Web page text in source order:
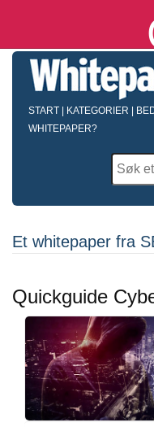
START KATEGORIER
WHITEPAPER?
Et whitepaper fra
Quickguide